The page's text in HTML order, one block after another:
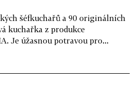
šéfkuchařů a 90 originálních
kuchařka z produkce
Je úžasnou potravou pro...